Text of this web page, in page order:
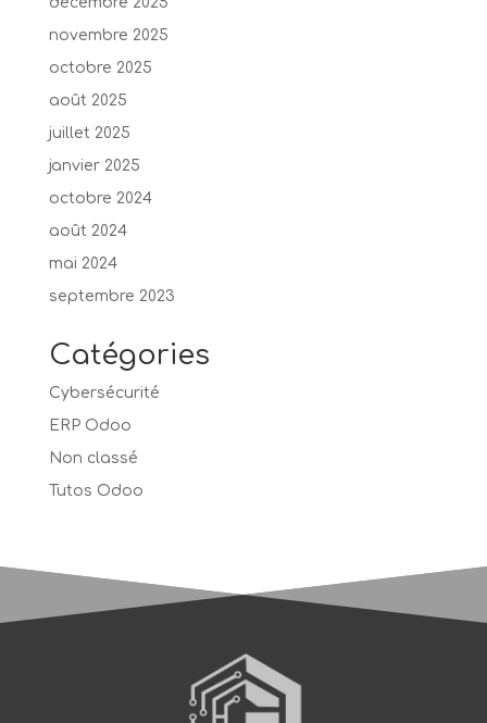
novembre 2025
octobre 2025
août 2025
juillet 2025
janvier 2025
octobre 2024
août 2024
mai 2024
septembre 2023
Catégories
Cybersécurité
ERP Odoo
Non classé
Tutos Odoo